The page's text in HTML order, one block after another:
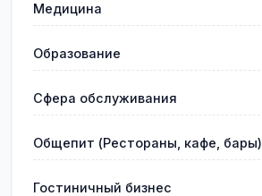
Медицина
Образование
Сфера обслуживания
Общепит (Рестораны, кафе, бары)
Гостиничный бизнес